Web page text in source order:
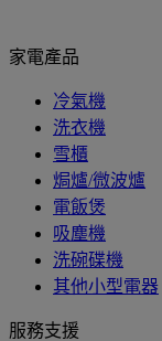
家電產品
冷氣機
洗衣機
雪櫃
焗爐/微波爐
電飯煲
吸塵機
洗碗碟機
其他小型電器
服務支援